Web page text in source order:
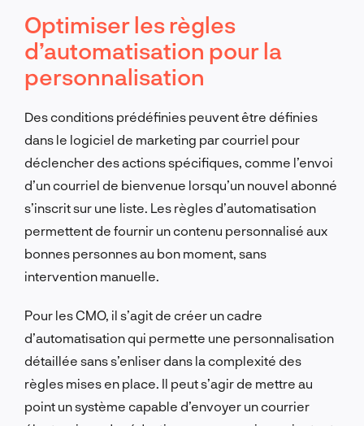
Optimiser les règles
d’automatisation pour la
personnalisation
Des conditions prédéfinies peuvent être définies
dans le logiciel de marketing par courriel pour
déclencher des actions spécifiques, comme l’envoi
d’un courriel de bienvenue lorsqu’un nouvel abonné
s’inscrit sur une liste. Les règles d’automatisation
permettent de fournir un contenu personnalisé aux
bonnes personnes au bon moment, sans
intervention manuelle.
Pour les CMO, il s’agit de créer un cadre
d’automatisation qui permette une personnalisation
détaillée sans s’enliser dans la complexité des
règles mises en place. Il peut s’agir de mettre au
point un système capable d’envoyer un courrier